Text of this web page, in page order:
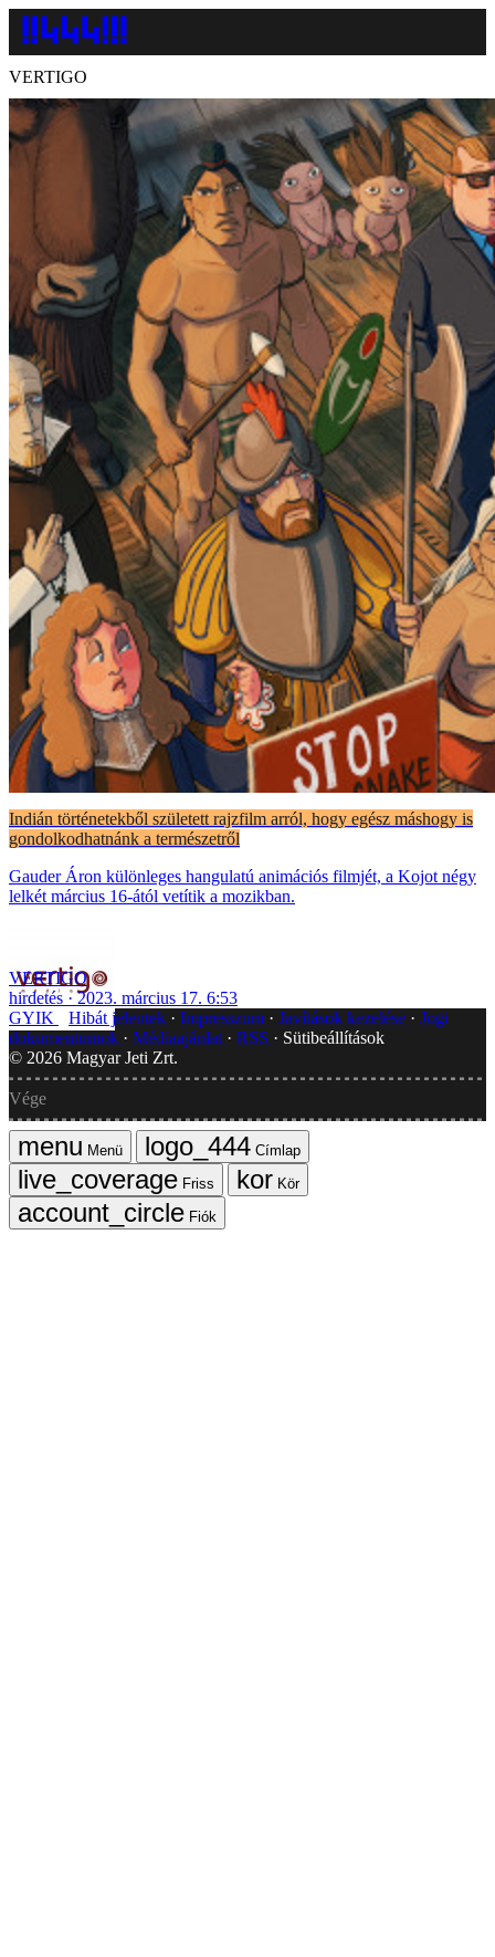
VERTIGO
Indián történetekből született rajzfilm arról, hogy egész máshogy is
gondolkodhatnánk a természetről
Gauder Áron különleges hangulatú animációs filmjét, a Kojot négy
lelkét március 16-ától vetítik a mozikban.
VERTIGO
hirdetés
2023. március 17. 6:53
GYIK
Hibát jelentek Impresszum Javítások kezelése
Jogi
dokumentumok
Médiaajánlat RSS
Sütibeállítások
© 2026 Magyar Jeti Zrt.
Vége
Menü
Címlap
Friss
Kör
Fiók